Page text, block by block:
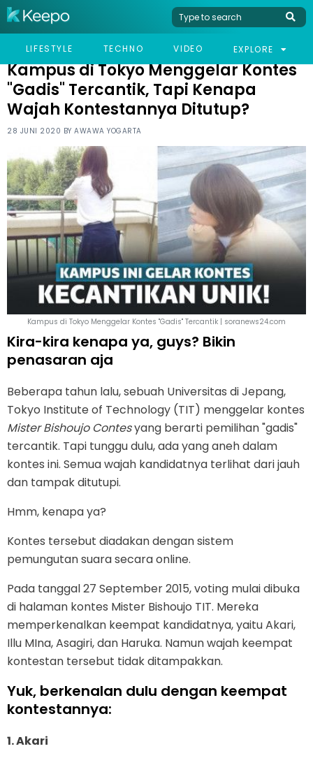
LIFESTYLE TECHNO VIDEO EXPLORE
HOME VIRAL
KAMPUS DI TOKYO MENGGELAR KONTES "GADIS" TERCANTIK, TAPI
Kampus di Tokyo Menggelar Kontes
"Gadis" Tercantik, Tapi Kenapa
Wajah Kontestannya Ditutup?
28 JUNI 2020 BY AWAWA YOGARTA
Kampus di Tokyo Menggelar Kontes "Gadis" Tercantik | soranews24.com
Kira-kira kenapa ya, guys? Bikin
penasaran aja
Beberapa tahun lalu, sebuah Universitas di Jepang,
Tokyo Institute of Technology (TIT) menggelar kontes
Mister Bishoujo Contesyang berarti pemilihan "gadis"
tercantik. Tapi tunggu dulu, ada yang aneh dalam
kontes ini. Semua wajah kandidatnya terlihat dari jauh
dan tampak ditutupi.
Hmm, kenapa ya?
Kontes tersebut diadakan dengan sistem
pemungutan suara secara online.
Pada tanggal 27 September 2015, voting mulai dibuka
di halaman kontes Mister Bishoujo TIT. Mereka
memperkenalkan keempat kandidatnya, yaitu Akari,
Illu MIna, Asagiri, dan Haruka. Namun wajah keempat
kontestan tersebut tidak ditampakkan.
Yuk, berkenalan dulu dengan keempat
kontestannya:
1. Akari